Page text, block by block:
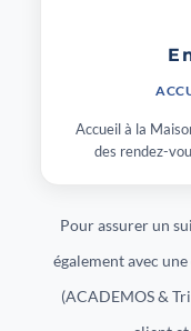
Accueil à la
des rendez-
Pour assurer un
également avec
(ACADEMOS &